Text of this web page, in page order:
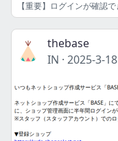
thebase
IN · 2025-3-18